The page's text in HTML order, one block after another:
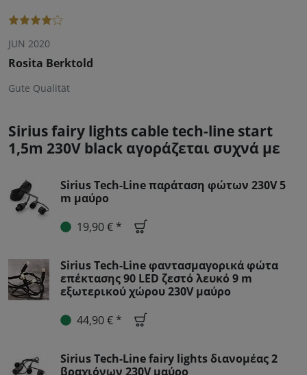
JUN 2020
Rosita Berktold
Gute Qualität
Sirius fairy lights cable tech-line start
1,5m 230V black αγοράζεται συχνά με
Sirius Tech-Line παράταση φώτων 230V 5
m μαύρο
19,90 € *
Sirius Tech-Line φαντασμαγορικά φώτα
επέκτασης 90 LED ζεστό λευκό 9 m
εξωτερικού χώρου 230V μαύρο
44,90 € *
Sirius Tech-Line fairy lights διανομέας 2
βραχιόνων 230V μαύρο